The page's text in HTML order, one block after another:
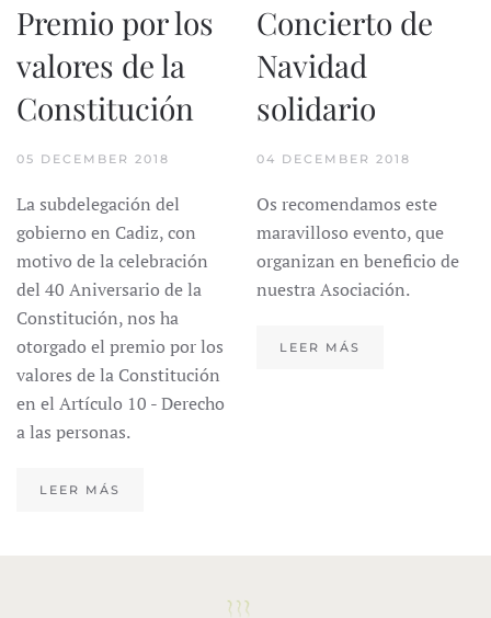
Premio por los
valores de la
Constitución
05 DECEMBER 2018
La subdelegación del
gobierno en Cadiz, con
motivo de la celebración
del 40 Aniversario de la
Constitución, nos ha
otorgado el premio por los
valores de la Constitución
en el Artículo 10 - Derecho
a las personas.
LEER MÁS
Concierto de
Navidad
solidario
04 DECEMBER 2018
Os recomendamos este
maravilloso evento, que
organizan en beneficio de
nuestra Asociación.
LEER MÁS